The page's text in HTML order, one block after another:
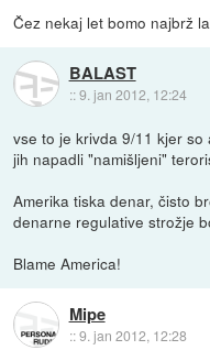
Čez nekaj let bomo najbrž
BALAST
::9. jan 2012, 12:24
vse to je krivda 9/11 kjer
jih napadli "namišljeni"
Amerika tiska denar, čisto
denarne regulative strožje
Blame America!
Mipe
::9. jan 2012, 12:28